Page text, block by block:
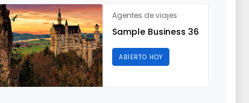
Agentes de viajes
Sample Business 36
ABIERTO HOY